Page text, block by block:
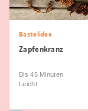
Bastelidee
Zapfenkranz
Bis 45 Minuten
Leicht